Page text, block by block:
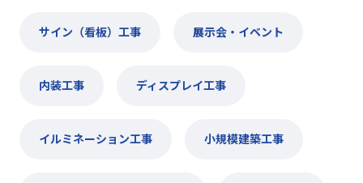
サイン（看板）工事 展示会・イベント
内装工事 ディスプレイ工事
イルミネーション工事 小規模建築工事